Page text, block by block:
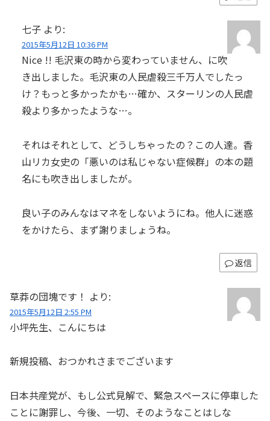
七子 より:
2015年5月12日 10:36 PM
Nice !! 毛沢東の時から変わっていません、に吹
き出しました。毛沢東の人民虐殺三千万人でしたっ
け？もっと多かったかも…確か、スターリンの人民虐
殺より多かったような…。
それはそれとして、どうしちゃったの？この人達。香
山リカ女史の「悪いのは私じゃない症候群」の本の題
名にも吹き出しましたが。
良い子のみんなはマネをしないようにね。他人に迷惑
をかけたら、まず謝りましょうね。
返信
草莽の団塊です！ より:
2015年5月12日 2:55 PM
小坪先生、こんにちは
新規投稿、おつかれさまでございます
日本共産党が、もし公式見解で、緊急スペースに停車した
ことに謝罪し、今後、一切、そのようなことはしな